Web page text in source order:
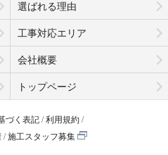
選ばれる理由
工事対応エリア
会社概要
トップページ
づく表記
利用規約
施工スタッフ募集